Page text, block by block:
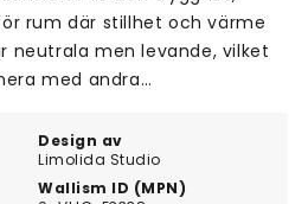
Design av
Limolida Studio
Wallism ID (MPN)
rum där stillhet och värme
neutrala men levande, vilket
med andra